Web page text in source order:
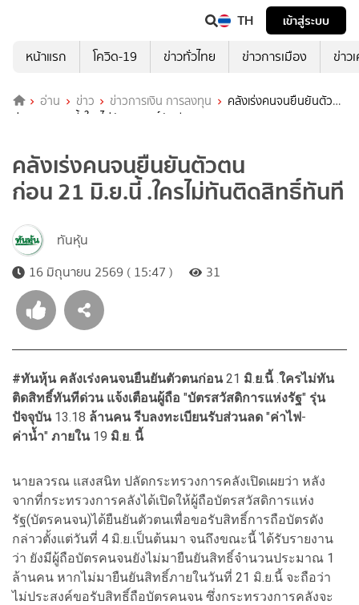
TH
เข้าสู่ระบบ
หน้าแรก
โควิด-19 ข่าวทั่วไทย ข่าวการเมือง ข่าว
อ่าน ข่าว ข่าวการเงิน การลงทุน
คลังเร่งคนจนยืนยันตัวตน
ก่อน 21 มิ.ย.นี้ .ใครไม่ทันติดสิทธิ์ทันที
คลังเร่งคนจนยืนยันตัวตน
ก่อน 21 มิ.ย.นี้ .ใครไม่ทันติดสิทธิ์ทันที
ทันหุ้น
16 มิถุนายน 2569 ( 15:47 )
31
#ทันหุ้น คลังเร่งคนจนยืนยันตัวตนก่อน21 มิ.ย.นี้.ใครไม่ทัน
ติดสิทธิ์ทันทีด่วน แจ้งเตือนผู้ถือ "บัตรสวัสดิการแห่งรัฐ" รุ่น
ปัจจุบัน13.18 ล้านคน รีบลงทะเบียนรับส่วนลด "ค่าไฟ-
ค่าน้ำ" ภายใน19 มิ.ย. นี้
นายลวรณ แสงสนิท ปลัดกระทรวงการคลังเปิดเผยว่า หลัง
จากที่กระทรวงการคลังได้เปิดให้ผู้ถือบัตรสวัสดิการแห่ง
รัฐ(บัตรคนจน)ได้ยืนยันตัวตนเพื่อขอรับสิทธิ์การถือบัตรดัง
กล่าวตั้งแต่วันที่ 4 มิ.ย.เป็นต้นมา จนถึงขณะนี้ ได้รับรายงาน
ว่า ยังมีผู้ถือบัตรคนจนยังไม่มายืนยันสิทธิ์จำนวนประมาณ 1
ล้านคน หากไม่มายืนยันสิทธิ์ภายในวันที่ 21 มิ.ย.นี้ จะถือว่า
ไม่ประสงค์ขอรับสิทธิ์ถือบัตรคนจน ซึ่งกระทรวงการคลังจะ